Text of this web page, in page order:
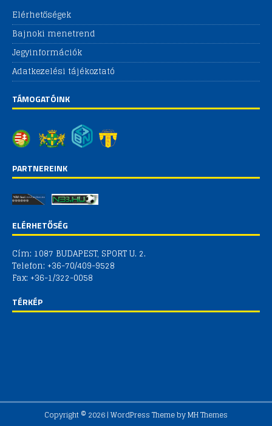
Elérhetőségek
Bajnoki menetrend
Jegyinformációk
Adatkezelési tájékoztató
TÁMOGATÓINK
PARTNEREINK
ELÉRHETŐSÉG
Cím: 1087 BUDAPEST, SPORT U. 2.
Telefon: +36-70/409-9528
Fax: +36-1/322-0058
TÉRKÉP
Copyright © 2026 | WordPress Theme byMH Themes